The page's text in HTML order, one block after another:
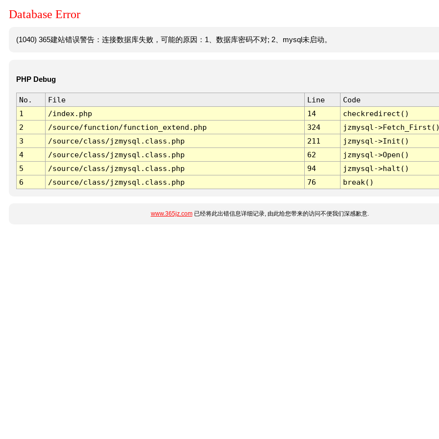
Database Error
(1040) 365建站错误警告：连接数据库失败，可能的原因：1、数据库密码不对; 2、mysql未启动。
PHP Debug
No. File Line
Code
1
/index.php 14
checkredirect()
2
/source/function/function_extend.php 324
jzmysql-
3
/source/class/jzmysql.class.php 211
jzmysql->Init()
4
/source/class/jzmysql.class.php 62
jzmysql->Open()
5
/source/class/jzmysql.class.php 94
jzmysql->halt()
6
/source/class/jzmysql.class.php 76 break()
www.365jz.com已经将此出错信息详细记录, 由此给您带来的访问不便我们深感歉意.